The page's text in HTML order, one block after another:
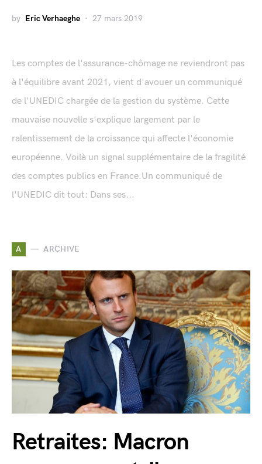
by Eric Verhaeghe 27 mars 2019
Les comptes de l'assurance-chômage ne reviendront pas
à l'équilibre avant 2021, vient d'avouer un communiqué
de l'UNEDIC chargée de la gestion du système. Cette
mauvaise nouvelle s'explique largement par le
ralentissement de la croissance qui affecte l'économie
européenne. Voilà un signal supplémentaire de la fragilité
des comptes publics en France.Un communiqué de
l'UNEDIC dit tout: Dans ses...
A ARCHIVE
Retraites: Macron